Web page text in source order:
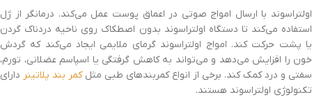
اولتراسوند با ارسال امواج صوتی در اعماق پوست عمل می‌کند. درمانگر از ژل
استفاده می‌کند تا دستگاه اولتراسوند بدون اصطکاک روی ناحیه دردناک گردن
یا پشت حرکت کند. امواج اولتراسوند گرمای ملایمی ایجاد می‌کند که گردش
خون را افزایش می‌دهد و می‌تواند به کاهش گرفتگی یا اسپاسم عضلانی، تورم،
سفتی و درد کمک کند. برخی از انواع کمربندهای طبی مثلکمر بند پلاتینر دارای
تکنولوژی اولتراسوند هستند.